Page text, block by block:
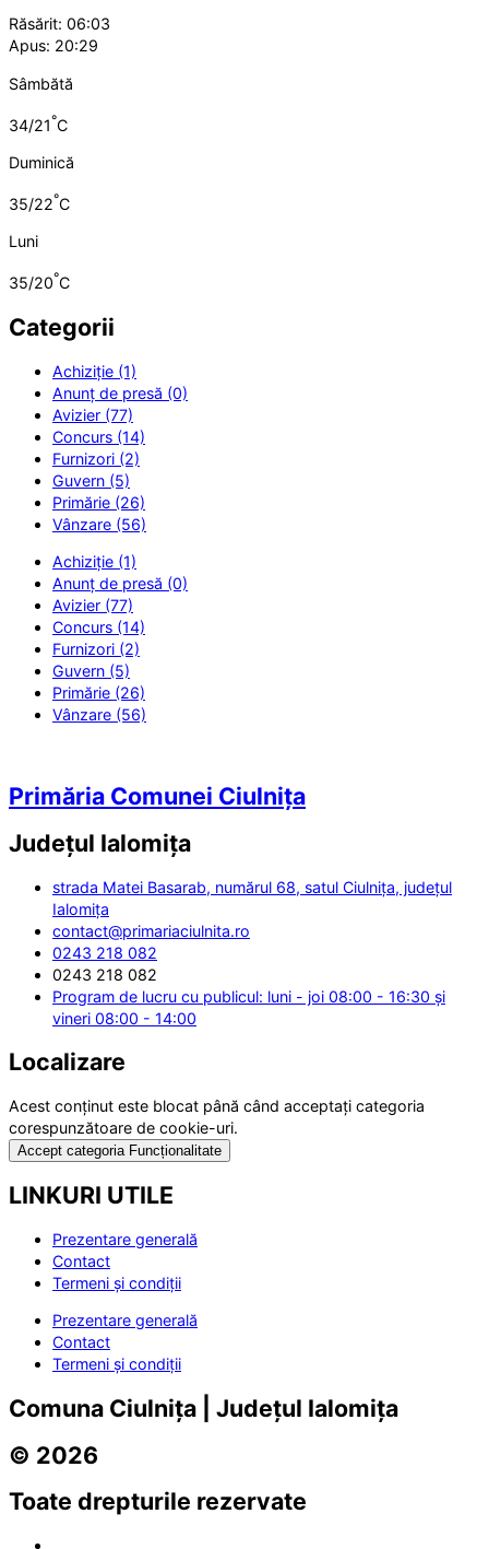
Răsărit: 06:03
Apus: 20:29
Sâmbătă
34/21°C
Duminică
35/22°C
Luni
35/20°C
Categorii
Achiziție (1)
Anunț de presă (0)
Avizier (77)
Concurs (14)
Furnizori (2)
Guvern (5)
Primărie (26)
Vânzare (56)
Achiziție (1)
Anunț de presă (0)
Avizier (77)
Concurs (14)
Furnizori (2)
Guvern (5)
Primărie (26)
Vânzare (56)
Primăria Comunei Ciulnița
Județul Ialomița
strada Matei Basarab, numărul 68, satul Ciulnița, județul
Ialomița
contact@primariaciulnita.ro
0243 218 082
0243 218 082
Program de lucru cu publicul: luni - joi 08:00 - 16:30 și
vineri 08:00 - 14:00
Localizare
Acest conținut este blocat până când acceptați categoria
corespunzătoare de cookie-uri.
Accept categoria Funcționalitate
LINKURI UTILE
Prezentare generală
Contact
Termeni și condiții
Prezentare generală
Contact
Termeni și condiții
Comuna Ciulnița | Județul Ialomița
© 2026
Toate drepturile rezervate